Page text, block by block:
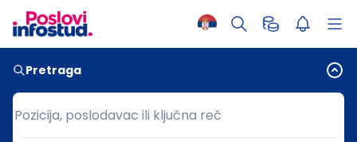
Pretraga
Pozicija, poslodavac ili ključna reč
Pozicija, poslodavac ili ključna reč